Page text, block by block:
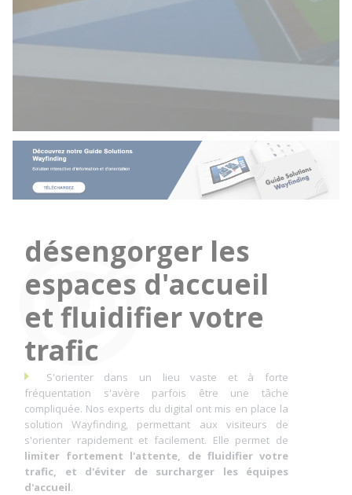
désengorger les
espaces d'accueil
et fluidifier votre
trafic
S'orienter dans un lieu vaste et à forte
fréquentation s'avère parfois être une tâche
compliquée. Nos experts du digital ont mis en place la
solution Wayfinding, permettant aux visiteurs de
s'orienter rapidement et facilement. Elle permet de
limiter fortement l'attente, de fluidifier votre
trafic, et d'éviter de surcharger les équipes
d'accueil.